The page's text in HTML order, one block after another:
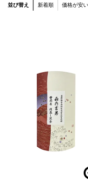
並び替え 新着順 価格が安